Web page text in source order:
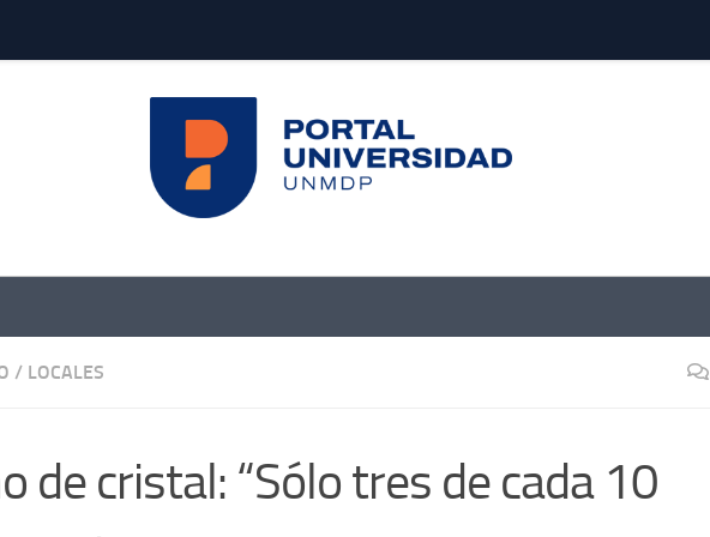
/ LOCALES
de cristal: “Sólo tres de cada 10